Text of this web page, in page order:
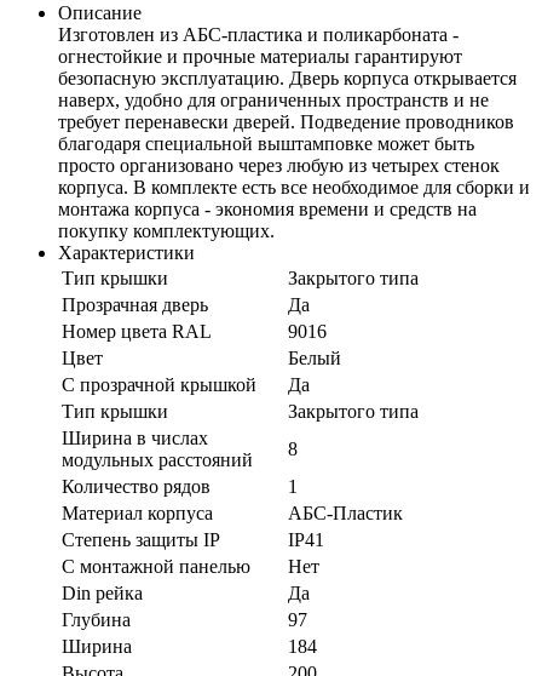
Описание
Изготовлен из АБС-пластика и поликарбоната -
огнестойкие и прочные материалы гарантируют
безопасную эксплуатацию. Дверь корпуса открывается
наверх, удобно для ограниченных пространств и не
требует перенавески дверей. Подведение проводников
благодаря специальной выштамповке может быть
просто организовано через любую из четырех стенок
корпуса. В комплекте есть все необходимое для сборки и
монтажа корпуса - экономия времени и средств на
покупку комплектующих.
Характеристики
Тип крышки
Закрытого типа
Прозрачная дверь
Да
Номер цвета RAL
9016
Цвет
Белый
С прозрачной крышкой
Да
Тип крышки
Закрытого типа
Ширина в числах
модульных расстояний
8
Количество рядов
1
Материал корпуса
АБС-Пластик
Степень защиты IP
IP41
С монтажной панелью
Нет
Din рейка
Да
Глубина
97
Ширина
184